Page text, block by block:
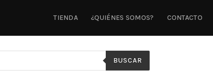
TIENDA ¿QUIÉNES SOMOS? CONTACTO
BUSCAR